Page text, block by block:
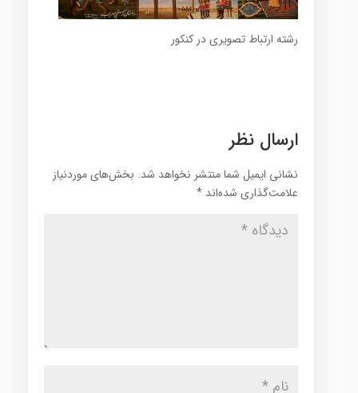
رشته ارتباط تصویری در کنکور
ارسال نظر
نشانی ایمیل شما منتشر نخواهد شد. بخش‌های موردنیاز
علامت‌گذاری شده‌اند *